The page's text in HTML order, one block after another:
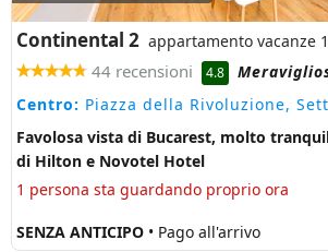
Continental 2 appartamento vacanze
44 recensioni 4.8
Centro: Piazza della Rivoluzione,
Favolosa vista di Bucarest, molto
di Hilton e Novotel Hotel
1 persona sta guardando proprio ora
SENZA ANTICIPO • Pago all'arrivo